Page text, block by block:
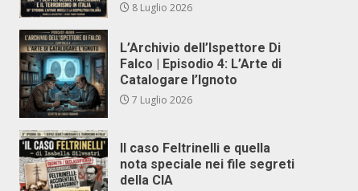
8 Luglio 2026
L’Archivio dell’Ispettore Di
Falco | Episodio 4: L’Arte di
Catalogare l’Ignoto
7 Luglio 2026
Il caso Feltrinelli e quella
nota speciale nei file segreti
della CIA